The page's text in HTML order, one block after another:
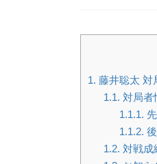
1. 藤井聡太 対
1.1. 対局者
1.1.1.
1.1.2.
1.2. 対戦成